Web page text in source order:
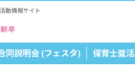
動情報サイト
同説明会 (フェスタ) 保育士就